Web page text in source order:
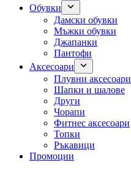
Обувки
Дамски обувки
Мъжки обувки
Джапанки
Пантофи
Аксесоари
Плувни аксесоари
Шапки и шалове
Други
Чорапи
Фитнес аксесоари
Топки
Ръкавици
Промоции